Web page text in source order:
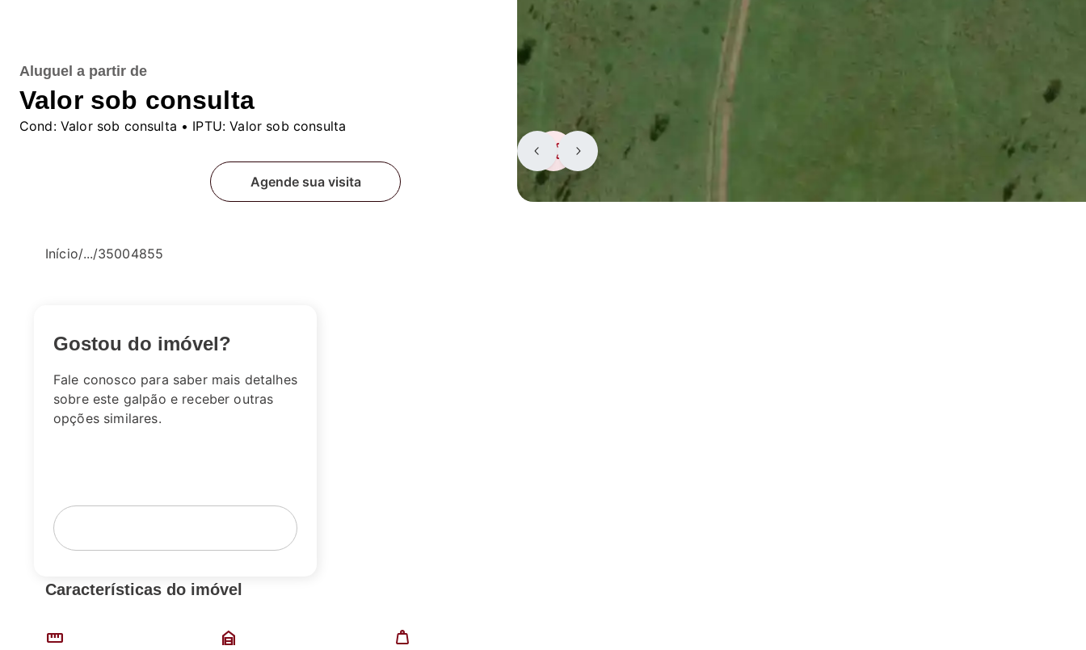
Aluguel a partir de
Valor sob consulta
Cond:Valor sob consulta • IPTU: Valor sob consulta
Agende sua visita
Início/.../35004855
Gostou do imóvel?
Fale conosco para saber mais detalhes
sobre este galpão e receber outras
opções similares.
Características do imóvel
straighten garage_home weight